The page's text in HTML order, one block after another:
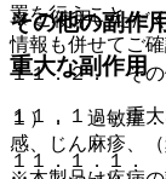
その他の副作
１１．２． その
１）． 過敏症：
感、じん麻疹、
置を行うこと。
重大な副作用
１１．１． 重大
１１．１．１．
※ ご使用いただ
情報も併せてご確